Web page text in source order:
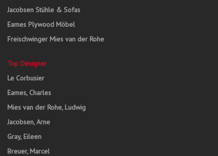
Jacobsen Stühle & Sofas
Eames Plywood Möbel
Freischwinger Mies van der Rohe
Top Designer
Le Corbusier
Eames, Charles
Mies van der Rohe, Ludwig
Jacobsen, Arne
Gray, Eileen
Breuer, Marcel